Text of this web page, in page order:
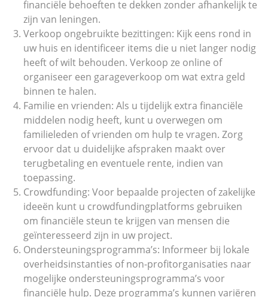
financiële behoeften te dekken zonder afhankelijk te
zijn van leningen.
Verkoop ongebruikte bezittingen: Kijk eens rond in
uw huis en identificeer items die u niet langer nodig
heeft of wilt behouden. Verkoop ze online of
organiseer een garageverkoop om wat extra geld
binnen te halen.
Familie en vrienden: Als u tijdelijk extra financiële
middelen nodig heeft, kunt u overwegen om
familieleden of vrienden om hulp te vragen. Zorg
ervoor dat u duidelijke afspraken maakt over
terugbetaling en eventuele rente, indien van
toepassing.
Crowdfunding: Voor bepaalde projecten of zakelijke
ideeën kunt u crowdfundingplatforms gebruiken
om financiële steun te krijgen van mensen die
geïnteresseerd zijn in uw project.
Ondersteuningsprogramma’s: Informeer bij lokale
overheidsinstanties of non-profitorganisaties naar
mogelijke ondersteuningsprogramma’s voor
financiële hulp. Deze programma’s kunnen variëren